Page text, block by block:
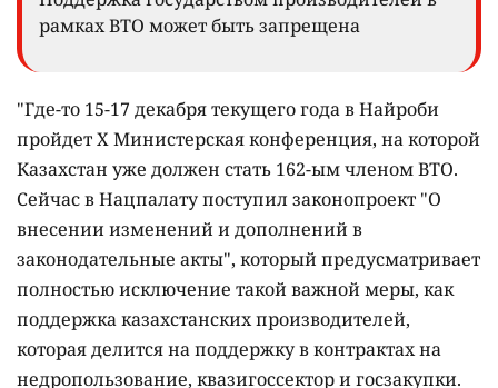
рамках ВТО может быть запрещена
"Где-то 15-17 декабря текущего года в Найроби
пройдет X Министерская конференция, на которой
Казахстан уже должен стать 162-ым членом ВТО.
Сейчас в Нацпалату поступил законопроект "О
внесении изменений и дополнений в
законодательные акты", который предусматривает
полностью исключение такой важной меры, как
поддержка казахстанских производителей,
которая делится на поддержку в контрактах на
недропользование, квазигоссектор и госзакупки.